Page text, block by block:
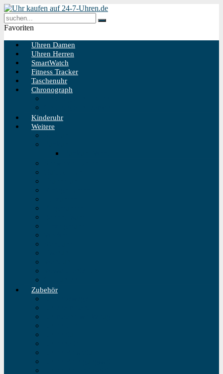
Favoriten
Uhren Damen
Uhren Herren
SmartWatch
Fitness Tracker
Taschenuhr
Chronograph
Kinderuhr
Weitere
Zubehör